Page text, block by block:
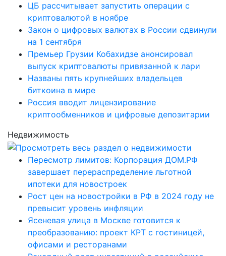
ЦБ рассчитывает запустить операции с
криптовалютой в ноябре
Закон о цифровых валютах в России сдвинули
на 1 сентября
Премьер Грузии Кобахидзе анонсировал
выпуск криптовалюты привязанной к лари
Названы пять крупнейших владельцев
биткоина в мире
Россия вводит лицензирование
криптообменников и цифровые депозитарии
Недвижимость
Пересмотр лимитов: Корпорация ДОМ.РФ
завершает перераспределение льготной
ипотеки для новостроек
Рост цен на новостройки в РФ в 2024 году не
превысит уровень инфляции
Ясеневая улица в Москве готовится к
преобразованию: проект КРТ с гостиницей,
офисами и ресторанами